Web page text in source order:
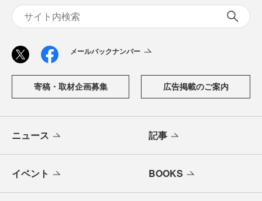
メールバックナンバー
寄稿・取材企画募集 広告掲載のご案内
ニュース 記事
イベント BOOKS